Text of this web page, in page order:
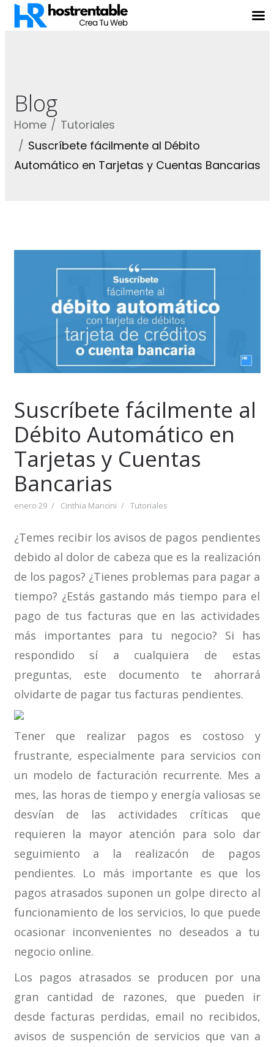
Blog
Home
Tutoriales
Suscríbete fácilmente al Débito
Automático en Tarjetas y Cuentas Bancarias
Suscríbete fácilmente al
Débito Automático en
Tarjetas y Cuentas
Bancarias
enero 29 Cinthia Mancini Tutoriales
¿Temes recibir los avisos de pagos pendientes
debido al dolor de cabeza que es la realización
de los pagos? ¿Tienes problemas para pagar a
tiempo? ¿Estás gastando más tiempo para el
pago de tus facturas que en las actividades
más importantes para tu negocio? Si has
respondido sí a cualquiera de estas
preguntas, este documento te ahorrará
olvidarte de pagar tus facturas pendientes.
Tener que realizar pagos ​​es costoso y
frustrante, especialmente para servicios con
un modelo de facturación recurrente. Mes a
mes, las horas de tiempo y energía valiosas se
desvían de las actividades críticas que
requieren la mayor atención para solo dar
seguimiento a la realizacón de pagos
pendientes. Lo más importante es que los
pagos atrasados ​​suponen un golpe directo al
funcionamiento de los servicios, lo que puede
ocasionar inconvenientes no deseados a tu
negocio online.
Los pagos atrasados ​​se producen por una
gran cantidad de razones, que pueden ir
desde facturas perdidas, email no recibidos,
avisos de suspención de servicios que van a